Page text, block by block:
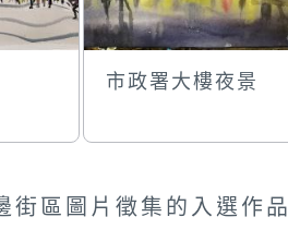
市政署大樓夜景
街區圖片徵集的入選作品